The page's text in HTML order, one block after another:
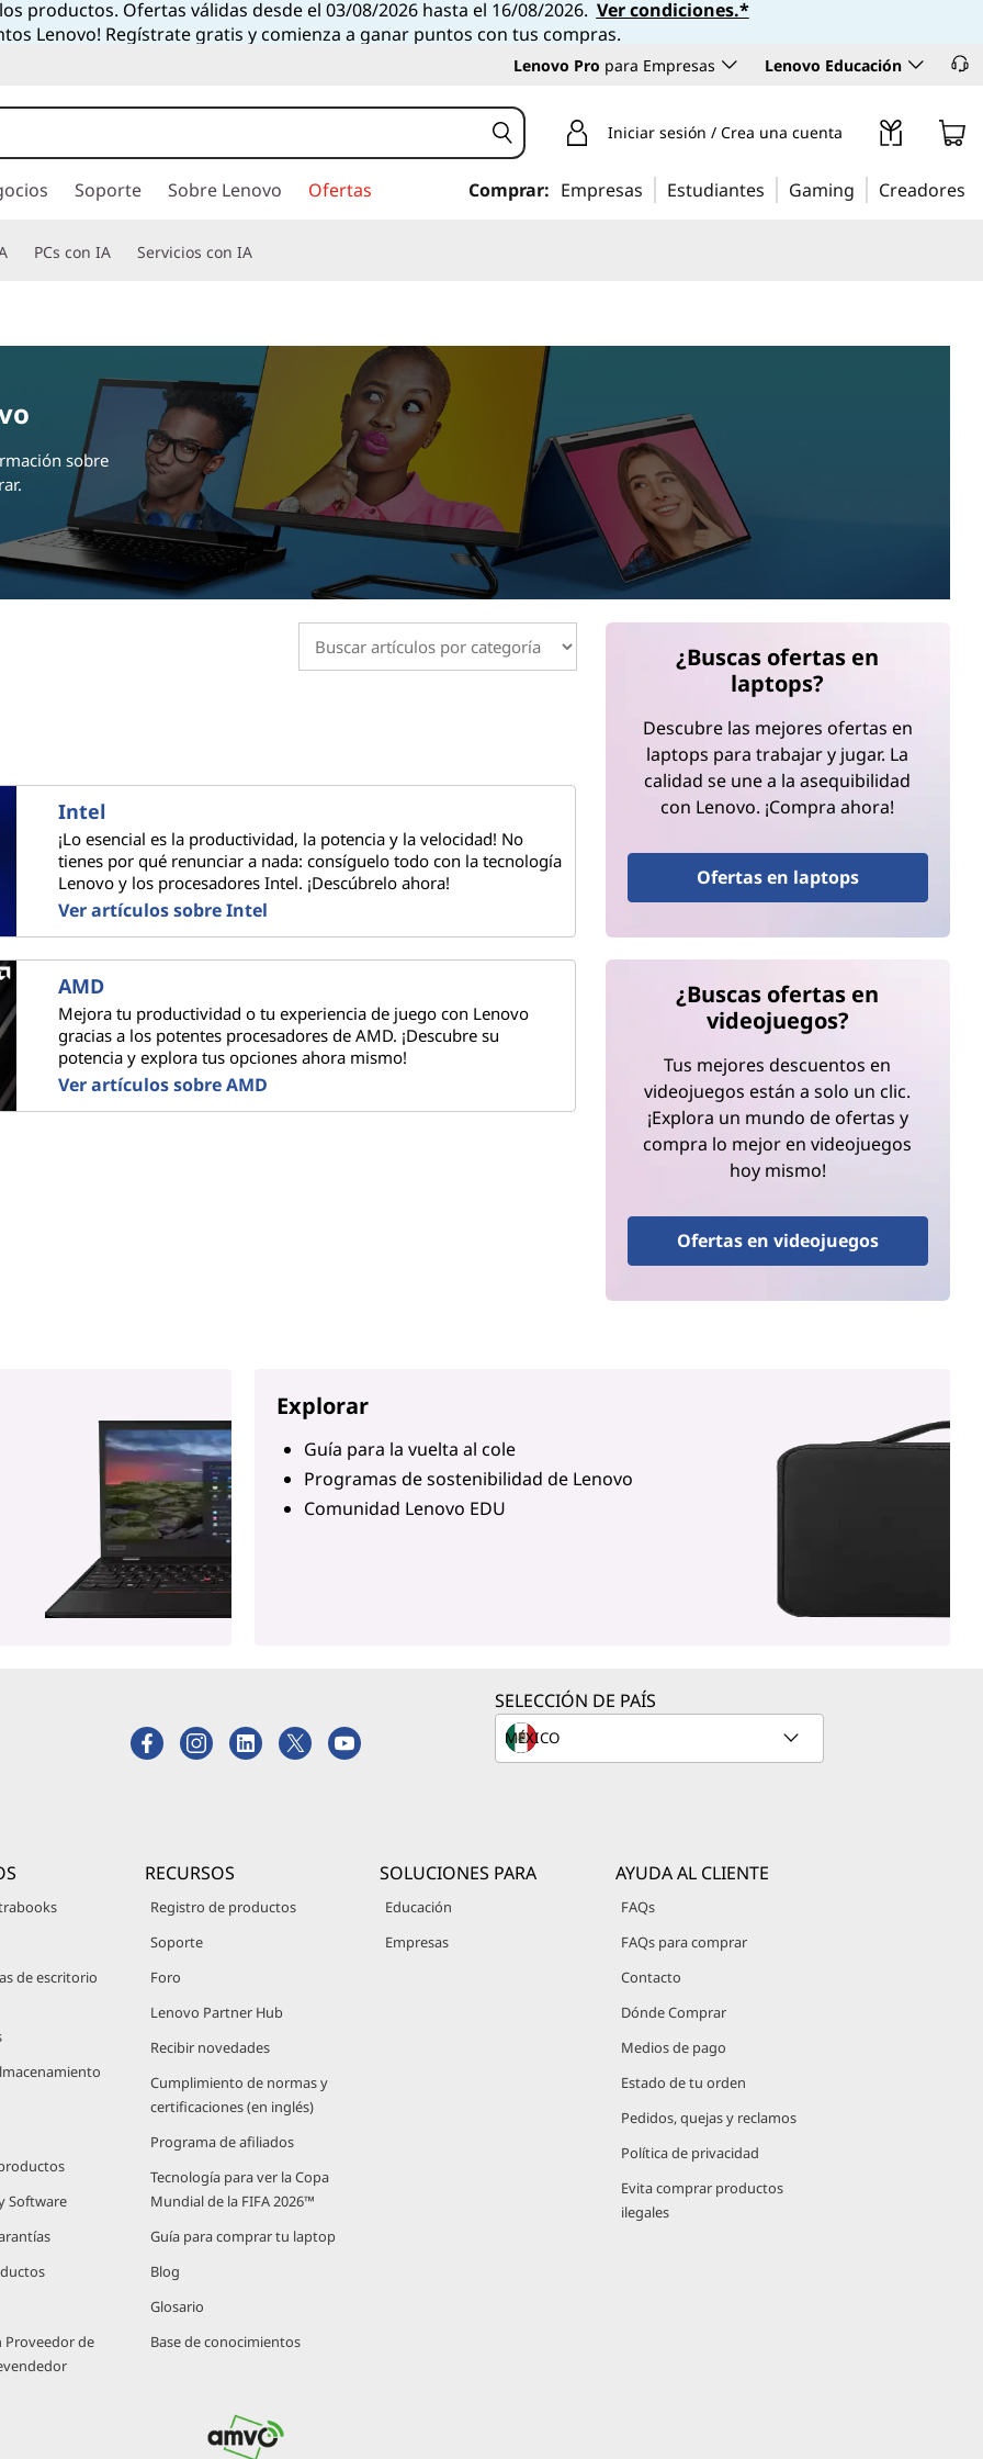
productos. Ofertas válidas desde el 03/08/2026 hasta el 16/08/2026. Ver condiciones.*
Lenovo! Regístrate gratis y comienza a ganar puntos con tus compras.
Lenovo Pro para Empresas Lenovo Educación
Iniciar sesión / Crea una cuenta
Soporte Sobre Lenovo Ofertas Comprar: Empresas Estudiantes Gaming Creadores
PCs con IA Servicios con IA
sobre
Intel
¡Lo esencial es la productividad, la potencia y la velocidad! No
tienes por qué renunciar a nada: consíguelo todo con la tecnología
Lenovo y los procesadores Intel. ¡Descúbrelo ahora!
Ver artículos sobre Intel
AMD
Mejora tu productividad o tu experiencia de juego con Lenovo
gracias a los potentes procesadores de AMD. ¡Descubre su
potencia y explora tus opciones ahora mismo!
Ver artículos sobre AMD
¿Buscas ofertas en
laptops?
Descubre las mejores ofertas en
laptops para trabajar y jugar. La
calidad se une a la asequibilidad
con Lenovo. ¡Compra ahora!
Ofertas en laptops
¿Buscas ofertas en
videojuegos?
Tus mejores descuentos en
videojuegos están a solo un clic.
¡Explora un mundo de ofertas y
compra lo mejor en videojuegos
hoy mismo!
Ofertas en videojuegos
Explorar
Guía para la vuelta al cole
Programas de sostenibilidad de Lenovo
Comunidad Lenovo EDU
SELECCIÓN DE PAÍS
de escritorio
Software
Proveedor de
RECURSOS
Registro de productos
Soporte
Foro
Lenovo Partner Hub
Recibir novedades
Cumplimiento de normas y
certificaciones (en inglés)
Programa de afiliados
Tecnología para ver la Copa
Mundial de la FIFA 2026™
Guía para comprar tu laptop
Blog
Glosario
Base de conocimientos
SOLUCIONES PARA
Educación
Empresas
AYUDA AL CLIENTE
FAQs
FAQs para comprar
Contacto
Dónde Comprar
Medios de pago
Estado de tu orden
Pedidos, quejas y reclamos
Política de privacidad
Evita comprar productos
ilegales